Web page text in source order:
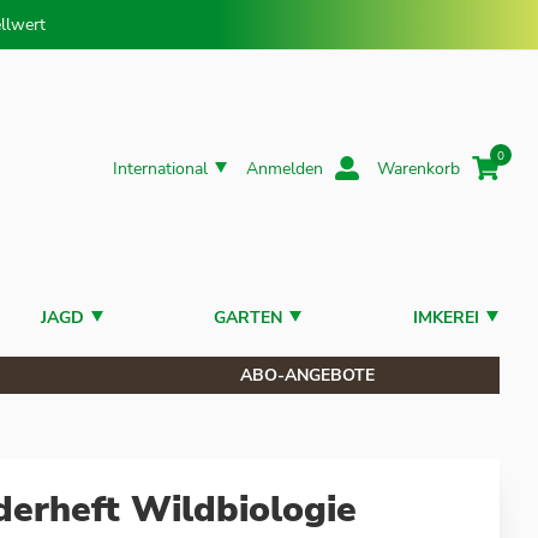
International Anmelden Warenkorb
0
JAGD GARTEN IMKEREI
ABO-ANGEBOTE
Wildbiologie